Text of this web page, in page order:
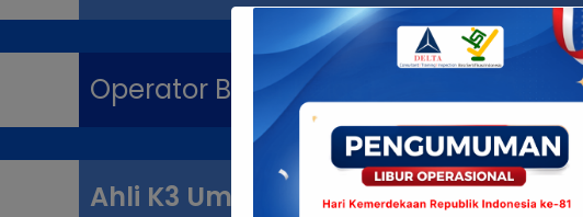
Operator Boiler Kelas I
Ahli K3 Umum